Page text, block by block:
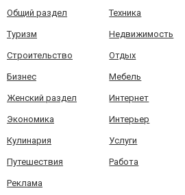
Общий раздел Техника
Туризм Недвижимость
Строительство Отдых
Бизнес Мебель
Женский раздел Интернет
Экономика Интерьер
Кулинария Услуги
Путешествия Работа
Реклама